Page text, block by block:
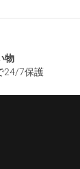
物
24/7保護